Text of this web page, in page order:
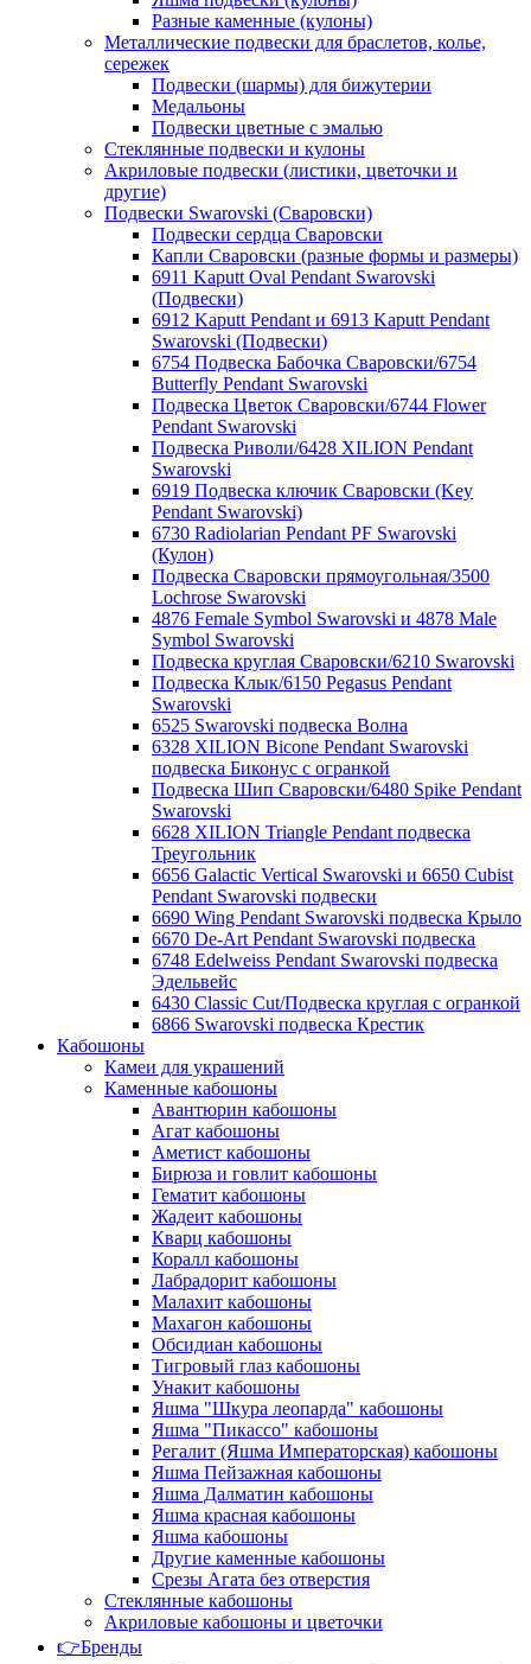
Разные каменные (кулоны)
Металлические подвески для браслетов, колье,
сережек
Подвески (шармы) для бижутерии
Медальоны
Подвески цветные с эмалью
Стеклянные подвески и кулоны
Акриловые подвески (листики, цветочки и
другие)
Подвески Swarovski (Сваровски)
Подвески сердца Сваровски
Капли Сваровски (разные формы и размеры)
6911 Kaputt Oval Pendant Swarovski
(Подвески)
6912 Kaputt Pendant и 6913 Kaputt Pendant
Swarovski (Подвески)
6754 Подвеска Бабочка Сваровски/6754
Butterfly Pendant Swarovski
Подвеска Цветок Сваровски/6744 Flower
Pendant Swarovski
Подвеска Риволи/6428 XILION Pendant
Swarovski
6919 Подвеска ключик Сваровски (Key
Pendant Swarovski)
6730 Radiolarian Pendant PF Swarovski
(Кулон)
Подвеска Сваровски прямоугольная/3500
Lochrose Swarovski
4876 Female Symbol Swarovski и 4878 Male
Symbol Swarovski
Подвеска круглая Сваровски/6210 Swarovski
Подвеска Клык/6150 Pegasus Pendant
Swarovski
6525 Swarovski подвеска Волна
6328 XILION Bicone Pendant Swarovski
подвеска Биконус c огранкой
Подвеска Шип Сваровски/6480 Spike Pendant
Swarovski
6628 XILION Triangle Pendant подвеска
Треугольник
6656 Galactic Vertical Swarovski и 6650 Cubist
Pendant Swarovski подвески
6690 Wing Pendant Swarovski подвеска Крыло
6670 De-Art Pendant Swarovski подвеска
6748 Edelweiss Pendant Swarovski подвеска
Эдельвейс
6430 Classic Cut/Подвеска круглая с огранкой
6866 Swarovski подвеска Крестик
Кабошоны
Камеи для украшений
Каменные кабошоны
Авантюрин кабошоны
Агат кабошоны
Аметист кабошоны
Бирюза и говлит кабошоны
Гематит кабошоны
Жадеит кабошоны
Кварц кабошоны
Коралл кабошоны
Лабрадорит кабошоны
Малахит кабошоны
Махагон кабошоны
Обсидиан кабошоны
Тигровый глаз кабошоны
Унакит кабошоны
Яшма "Шкура леопарда" кабошоны
Яшма "Пикассо" кабошоны
Регалит (Яшма Императорская) кабошоны
Яшма Пейзажная кабошоны
Яшма Далматин кабошоны
Яшма красная кабошоны
Яшма кабошоны
Другие каменные кабошоны
Срезы Агата без отверстия
Стеклянные кабошоны
Акриловые кабошоны и цветочки
👉Бренды